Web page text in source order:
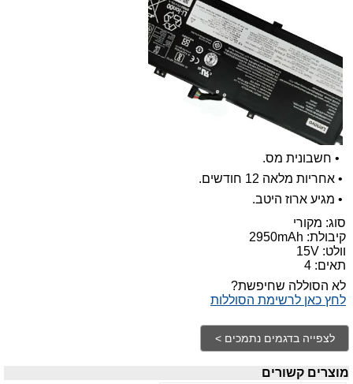
• חשבונית מס.
• אחריות מלאה 12 חודשים.
• מגיע ארוז היטב.
סוג: מקורי
קיבולת: 2950mAh
וולט: 15V
תאים: 4
לא הסוללה שחיפשת?
לחץ כאן לרשימת הסוללות
מוצרים קשורים